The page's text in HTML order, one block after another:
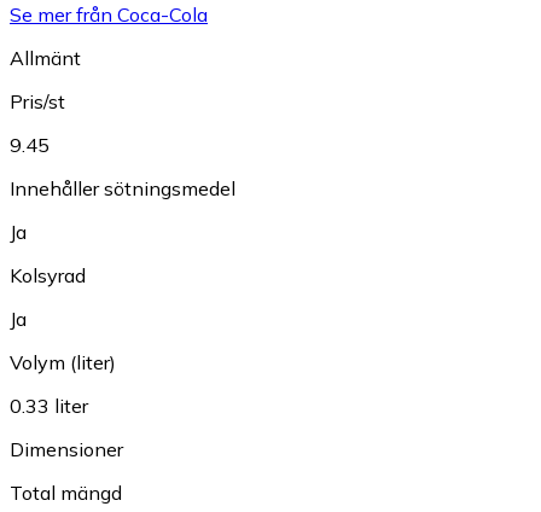
Se mer från Coca-Cola
Allmänt
Pris/st
9.45
Innehåller sötningsmedel
Ja
Kolsyrad
Ja
Volym (liter)
0.33 liter
Dimensioner
Total mängd